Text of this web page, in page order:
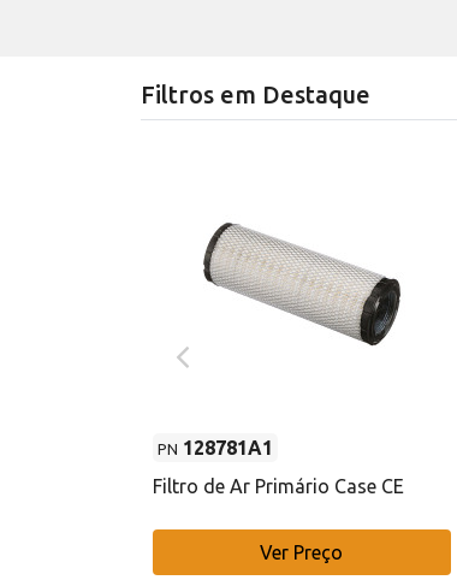
Filtros em Destaque
PN 128781A1
Filtro de Ar Primário Case CE
Ver Preço